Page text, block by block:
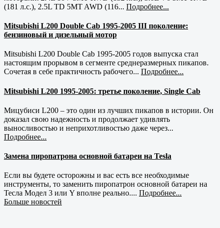
(181 л.с.), 2.5L TD 5MT AWD (116... Подробнее...
Mitsubishi L200 Double Cab 1995-2005 III поколение:
бензиновый и дизельный мотор
Mitsubishi L200 Double Cab 1995-2005 годов выпуска стал
настоящим прорывом в сегменте среднеразмерных пикапов.
Сочетая в себе практичность рабочего... Подробнее...
Mitsubishi L200 1995-2005: третье поколение, Single Cab
Мицубиси L200 – это один из лучших пикапов в истории. Он
доказал свою надежность и продолжает удивлять
выносливостью и неприхотливостью даже через...
Подробнее...
Замена пиропатрона основной батареи на Tesla
Если вы будете осторожны и вас есть все необходимые
инструменты, то заменить пиропатрон основной батареи на
Тесла Модел 3 или Y вполне реально.... Подробнее...
Больше новостей